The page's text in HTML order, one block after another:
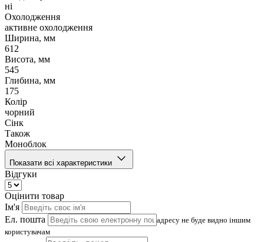
ні
Охолодження
активне охолодження
Ширина, мм
612
Висота, мм
545
Глибина, мм
175
Колір
чорний
Сінк
Також
Моноблок
Показати всі характеристики
Відгуки
Оцінити товар
Ім'я
Ел. пошта
адресу не буде видно іншим
користувачам